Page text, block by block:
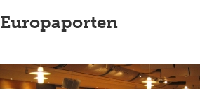
Europaporten